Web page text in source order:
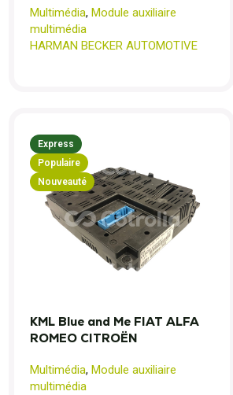
Multimédia, Module auxiliaire
multimédia
HARMAN BECKER AUTOMOTIVE
Express
Populaire
Nouveauté
KML Blue and Me FIAT ALFA
ROMEO CITROËN
Multimédia, Module auxiliaire
multimédia